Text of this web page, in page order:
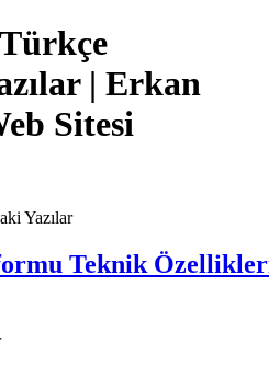
| Erkan
Sitesi
Yazılar
Teknik